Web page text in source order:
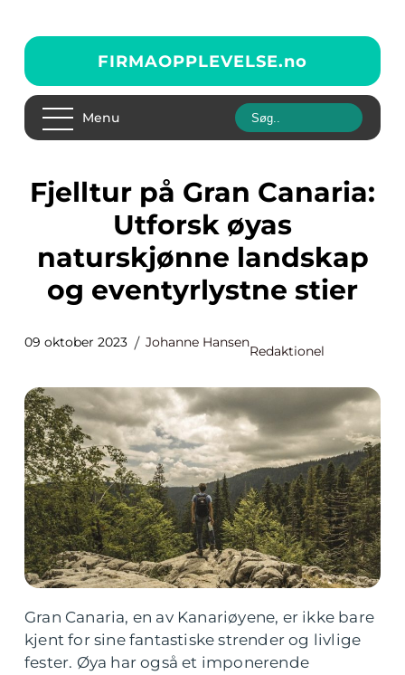
FIRMAOPPLEVELSE.no
Menu
Fjelltur på Gran Canaria:
Utforsk øyas
naturskjønne landskap
og eventyrlystne stier
09 oktober 2023 Johanne Hansen
Redaktionel
Gran Canaria, en av Kanariøyene, er ikke bare
kjent for sine fantastiske strender og livlige
fester. Øya har også et imponerende